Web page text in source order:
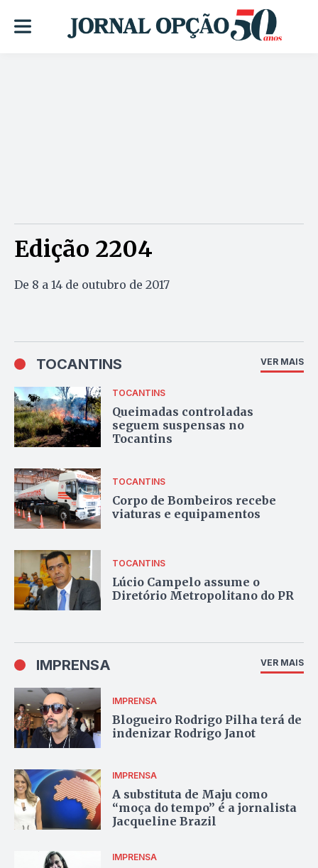
Edição 2204
De 8 a 14 de outubro de 2017
TOCANTINS VER MAIS
TOCANTINS
Queimadas controladas
seguem suspensas no
Tocantins
TOCANTINS
Corpo de Bombeiros recebe
viaturas e equipamentos
TOCANTINS
Lúcio Campelo assume o
Diretório Metropolitano do PR
IMPRENSA VER MAIS
IMPRENSA
Blogueiro Rodrigo Pilha terá de
indenizar Rodrigo Janot
IMPRENSA
A substituta de Maju como
“moça do tempo” é a jornalista
Jacqueline Brazil
IMPRENSA